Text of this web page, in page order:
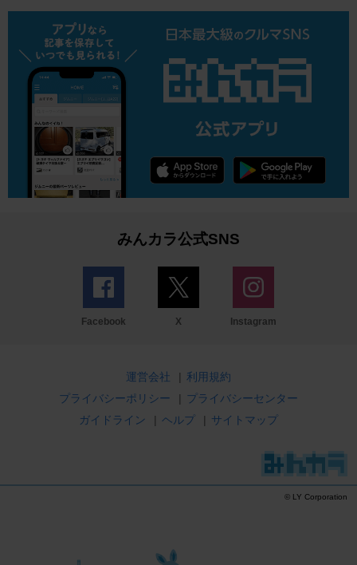
みんカラ公式SNS
Facebook X Instagram
運営会社 | 利用規約
プライバシーポリシー
| プライバシーセンター
ガイドライン
| ヘルプ | サイトマップ
© LY Corporation